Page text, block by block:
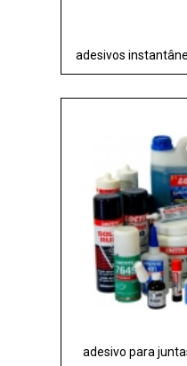
adesivos
adesivo para